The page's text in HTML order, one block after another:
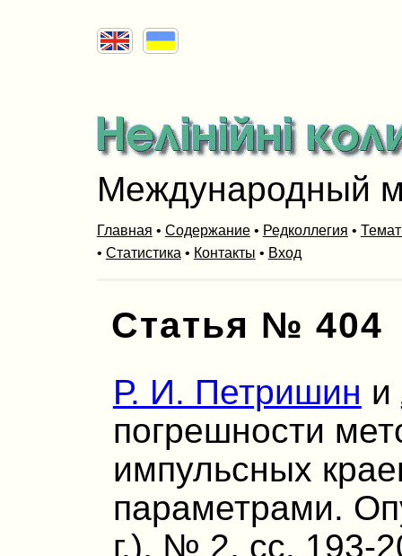
Международный
Главная • Содержание• Редколлегия •
• Статистика • Контакты • Вход
Статья № 404
Р. И. Петришин и
погрешности
импульсных
параметрами.
г.), № 2, сс. 193-